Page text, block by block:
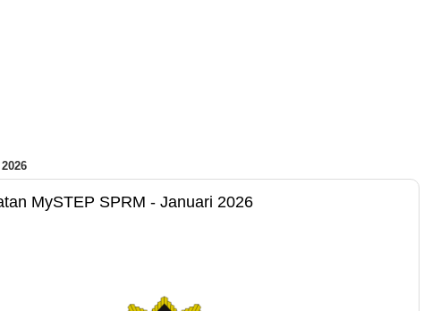
MySTEP SPRM - Januari 2026